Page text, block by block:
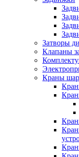
Затворы
Клапаны
Краны